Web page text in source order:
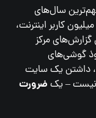
یکی از مهم‌ترین سال‌های
تحول دیجیتال در ایران است. با بیش از ۸۵ میلیون کاربر اینترنت،
گزارش‌های مرکز
گوشی‌های
داشتن یک سایت
نیست – یک ضرورت